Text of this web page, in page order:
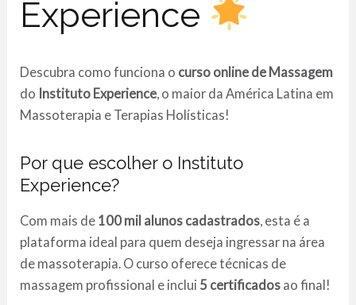
Experience
Descubra como funciona o curso online de Massagem
do Instituto Experience, o maior da América Latina em
Massoterapia e Terapias Holísticas!
Por que escolher o Instituto
Experience?
Com mais de 100 mil alunos cadastrados , esta é a
plataforma ideal para quem deseja ingressar na área
de massoterapia. O curso oferece técnicas de
massagem profissional e inclui 5 certificados ao final!